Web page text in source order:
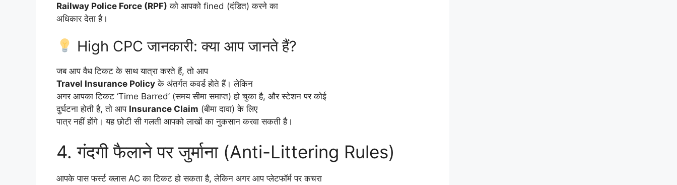
Railway Police Force (RPF) को आपको fined (दंडित) करने का
अधिकार देता है।
High CPC जानकारी: क्या आप जानते हैं?
जब आप वैध टिकट के साथ यात्रा करते हैं, तो आप
Travel Insurance Policy के अंतर्गत कवर्ड होते हैं। लेकिन
अगर आपका टिकट ‘Time Barred’ (समय सीमा समाप्त) हो चुका है, और स्टेशन पर कोई
दुर्घटना होती है, तो आप Insurance Claim (बीमा दावा) के लिए
पात्र नहीं होंगे। यह छोटी सी गलती आपको लाखों का नुकसान करवा सकती है।
4. गंदगी फैलाने पर जुर्माना (Anti-Littering Rules)
आपके पास फर्स्ट क्लास AC का टिकट हो सकता है, लेकिन अगर आप प्लेटफॉर्म पर कचरा